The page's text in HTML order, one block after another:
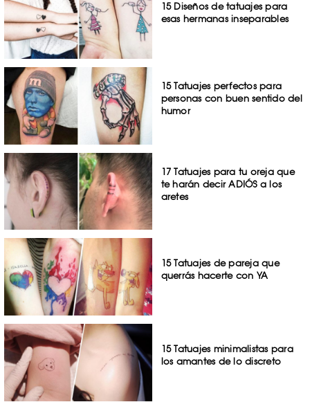
15 Diseños de tatuajes para
esas hermanas inseparables
15 Tatuajes perfectos para
personas con buen sentido del
humor
17 Tatuajes para tu oreja que
te harán decir ADIÓS a los
aretes
15 Tatuajes de pareja que
querrás hacerte con YA
15 Tatuajes minimalistas para
los amantes de lo discreto